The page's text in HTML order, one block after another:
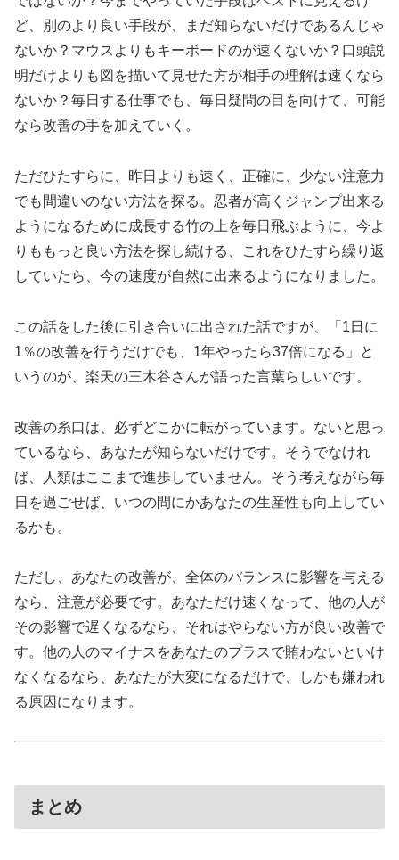
ど、別のより良い手段が、まだ知らないだけであるんじゃ
ないか？マウスよりもキーボードのが速くないか？口頭説
明だけよりも図を描いて見せた方が相手の理解は速くなら
ないか？毎日する仕事でも、毎日疑問の目を向けて、可能
なら改善の手を加えていく。
ただひたすらに、昨日よりも速く、正確に、少ない注意力
でも間違いのない方法を探る。忍者が高くジャンプ出来る
ようになるために成長する竹の上を毎日飛ぶように、今よ
りももっと良い方法を探し続ける、これをひたすら繰り返
していたら、今の速度が自然に出来るようになりました。
この話をした後に引き合いに出された話ですが、「1日に
1％の改善を行うだけでも、1年やったら37倍になる」と
いうのが、楽天の三木谷さんが語った言葉らしいです。
改善の糸口は、必ずどこかに転がっています。ないと思っ
ているなら、あなたが知らないだけです。そうでなけれ
ば、人類はここまで進歩していません。そう考えながら毎
日を過ごせば、いつの間にかあなたの生産性も向上してい
るかも。
ただし、あなたの改善が、全体のバランスに影響を与える
なら、注意が必要です。あなただけ速くなって、他の人が
その影響で遅くなるなら、それはやらない方が良い改善で
す。他の人のマイナスをあなたのプラスで賄わないといけ
なくなるなら、あなたが大変になるだけで、しかも嫌われ
る原因になります。
まとめ